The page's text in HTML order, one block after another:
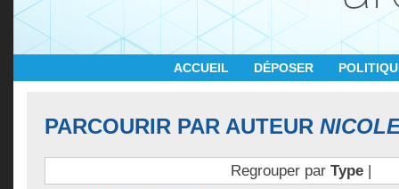
ACCUEIL DÉPOSER
PARCOURIR PAR AUTEUR
Regrouper par Type|